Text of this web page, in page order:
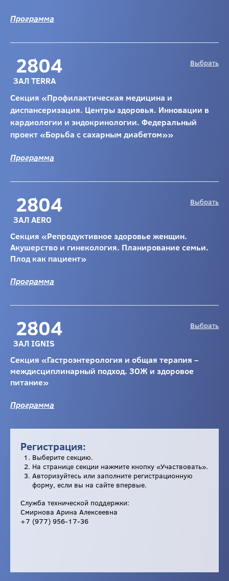
Программа
2804
ЗАЛ TERRA
Секция «Профилактическая медицина и
диспансеризация. Центры здоровья. Инновации в
кардиологии и эндокринологии. Федеральный
проект «Борьба с сахарным диабетом»»
Программа
Выбрать
2804
ЗАЛ AERO
Секция «Репродуктивное здоровье женщин.
Акушерство и гинекология. Планирование семьи.
Плод как пациент»
Программа
Выбрать
2804
ЗАЛ IGNIS
Секция «Гастроэнтерология и общая терапия –
междисциплинарный подход. ЗОЖ и здоровое
питание»
Программа
Выбрать
Регистрация:
Выберите секцию.
На странице секции нажмите кнопку «Участвовать».
Авторизуйтесь или заполните регистрационную
форму, если вы на сайте впервые.
Служба технической поддержки:
Смирнова Арина Алексеевна
+7 (977) 956-17-36